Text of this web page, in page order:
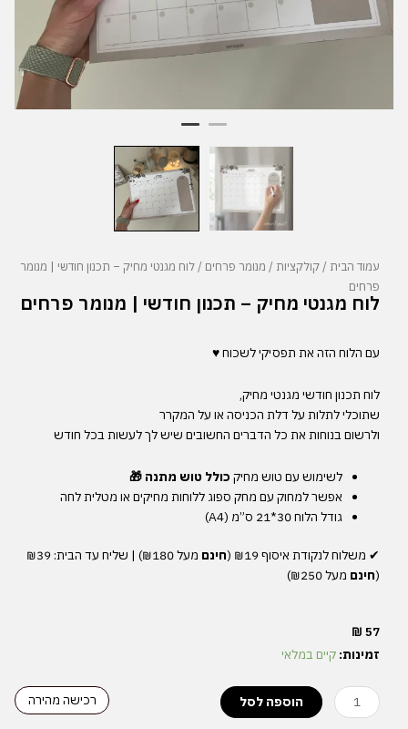
עמוד הבית /קולקציות / מנומר פרחים / לוח מגנטי מחיק – תכנון חודשי | מנומר
פרחים
לוח מגנטי מחיק – תכנון חודשי | מנומר פרחים
עם הלוח הזה את תפסיקילשכוח♥
לוח תכנון חודשי מגנטי מחיק,
שתוכלילתלות עלדלת הכניסה או על המקרר
ולרשוםבנוחות את כל הדברים החשובים שישלךלעשותבכל חודש
לשימוש עם טוש מחיק כולל טוש מתנה 🎁
אפשרלמחוק עם מחק ספוג ללוחות מחיקים או מטליתלחה
גודל הלוח30*21 ס”מ (A4)
✔︎ משלוחלנקודת איסוף חינם מעל שליח עד הבית : ₪39
(חינם מעל
₪ 57
זמינות: קיים במלאי
רכישה מהירה
כמות
לוח
מגנטי
הוספה לסל